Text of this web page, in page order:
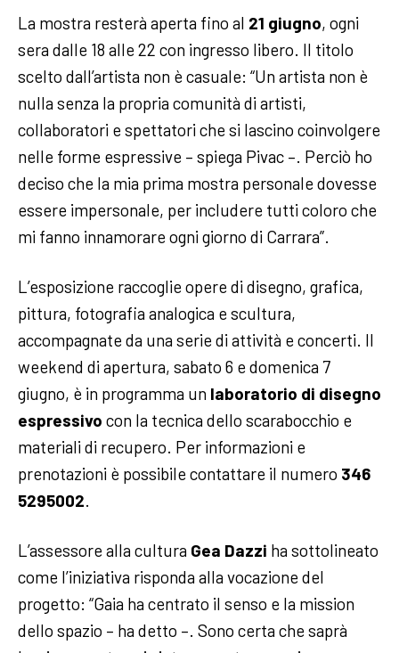
La mostra resterà aperta fino al 21 giugno, ogni
sera dalle 18 alle 22 con ingresso libero. Il titolo
scelto dall’artista non è casuale: “Un artista non è
nulla senza la propria comunità di artisti,
collaboratori e spettatori che si lascino coinvolgere
nelle forme espressive – spiega Pivac –. Perciò ho
deciso che la mia prima mostra personale dovesse
essere impersonale, per includere tutti coloro che
mi fanno innamorare ogni giorno di Carrara”.
L’esposizione raccoglie opere di disegno, grafica,
pittura, fotografia analogica e scultura,
accompagnate da una serie di attività e concerti. Il
weekend di apertura, sabato 6 e domenica 7
giugno, è in programma un laboratorio di disegno
espressivo con la tecnica dello scarabocchio e
materiali di recupero. Per informazioni e
prenotazioni è possibile contattare il numero 346
5295002.
L’assessore alla cultura Gea Dazzi ha sottolineato
come l’iniziativa risponda alla vocazione del
progetto: “Gaia ha centrato il senso e la mission
dello spazio – ha detto –. Sono certa che saprà